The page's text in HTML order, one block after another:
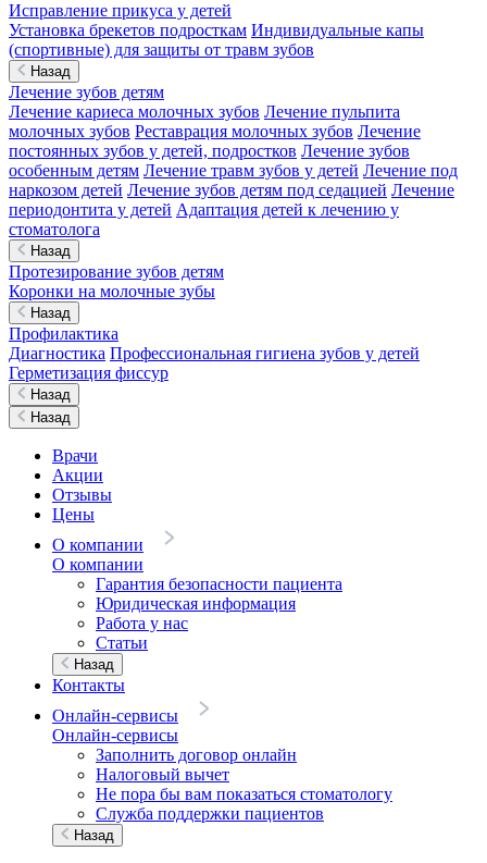
Исправление прикуса у детей
Установка брекетов подросткам Индивидуальные капы
(спортивные) для защиты от травм зубов
Назад
Лечение зубов детям
Лечение кариеса молочных зубов Лечение пульпита
молочных зубов Реставрация молочных зубов Лечение
постоянных зубов у детей, подростков Лечение зубов
особенным детям Лечение травм зубов у детей Лечение под
наркозом детей Лечение зубов детям под седацией Лечение
периодонтита у детей Адаптация детей к лечению у
стоматолога
Назад
Протезирование зубов детям
Коронки на молочные зубы
Назад
Профилактика
Диагностика Профессиональная гигиена зубов у детей
Герметизация фиссур
Назад
Назад
Врачи
Акции
Отзывы
Цены
О компании
О компании
Гарантия безопасности пациента
Юридическая информация
Работа у нас
Статьи
Назад
Контакты
Онлайн-сервисы
Онлайн-сервисы
Заполнить договор онлайн
Налоговый вычет
Не пора бы вам показаться стоматологу
Служба поддержки пациентов
Назад